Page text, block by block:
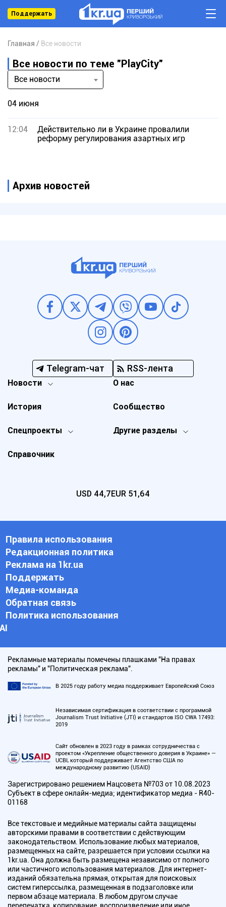
Поддержать
Главная Все новости
Все новости по теме "PlayCity"
Все новости
04 июня
12:04
Действительно ли в Украине провалили
реформу регулирования азартных игр
Архив новостей
Telegram-чат RSS-лента
Новости
Спецпроекты Другие разделы
История
О нас
Справочник
Сообщество
USD 44,7EUR 51,64
Правила использования
Редакционная политика
Реклама на 1kr.ua
Поддержать
Медиа-команда
Обратная связь
Политика использования
АI
Рекламные материалы помечены плашками "На правах
рекламы" и "Политическая реклама".
В 2025 году работу медиа поддерживает Европейский Союз
Независимая сертификация в соответствии с программой
Journalism Trust Initiative (JTI) и стандартов ISO CWA 17493:
2019
Сайт обновлен в 2023 году в рамках сотрудничества с
проектом «Укрепление общественного доверия в Украине» —
UCBI, который поддерживает Агентство США по
международному развитию (USAID)
Зарегистрировано решением Нацсовета №703 от 10.08.2023
Субъект в сфере онлайн-медиа; идентификатор медиа - R40-
01168
Все текстовые и медийные материалы сайта защищены
авторскими правами в соответствии с действующим
законодательством. Использование любых материалов,
размещенных на сайте, разрешается при условии ссылки на
1kr.ua. Она должна быть размещена независимо от полного
или частичного использования материалов. Для интернет-
изданий обязательна прямая, открытая для поисковых
систем гиперссылка, размещенная в подзаголовке или
первом абзаце материала. В любом другом случае